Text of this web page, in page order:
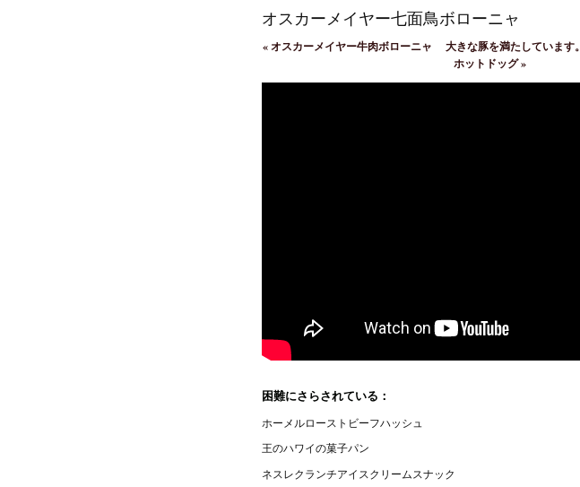
オスカーメイヤー七面鳥ボローニャ
«オスカーメイヤー牛肉ボローニャ 大きな豚を満たしています。
ホットドッグ»
困難にさらされている：
ホーメルローストビーフハッシュ
王のハワイの菓子パン
ネスレクランチアイスクリームスナック